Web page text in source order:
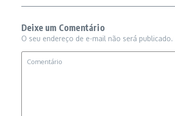
Deixe um Comentário
O seu endereço de e-mail não será publicado.